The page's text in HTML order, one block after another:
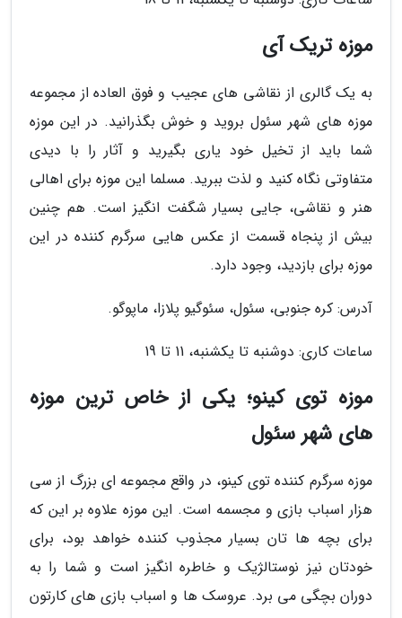
موزه تریک آی
به یک گالری از نقاشی های عجیب و فوق العاده از مجموعه
موزه های شهر سئول بروید و خوش بگذرانید. در این موزه
شما باید از تخیل خود یاری بگیرید و آثار را با دیدی
متفاوتی نگاه کنید و لذت ببرید. مسلما این موزه برای اهالی
هنر و نقاشی، جایی بسیار شگفت انگیز است. هم چنین
بیش از پنجاه قسمت از عکس هایی سرگرم کننده در این
موزه برای بازدید، وجود دارد.
آدرس: کره جنوبی، سئول، سئوگیو پلازا، ماپوگو.
ساعات کاری: دوشنبه تا یکشنبه، 11 تا 19
موزه توی کینو؛ یکی از خاص ترین موزه
های شهر سئول
موزه سرگرم کننده توی کینو، در واقع مجموعه ای بزرگ از سی
هزار اسباب بازی و مجسمه است. این موزه علاوه بر این که
برای بچه ها تان بسیار مجذوب کننده خواهد بود، برای
خودتان نیز نوستالژیک و خاطره انگیز است و شما را به
دوران بچگی می برد. عروسک ها و اسباب بازی های کارتون